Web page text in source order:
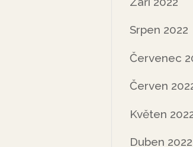
Srpen 2022
Červenec
Červen
Květen
Duben 2022